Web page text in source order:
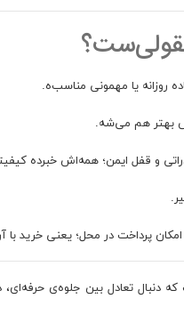
روزانه یا مهمونی مناسب‌ه.
بهتر هم می‌شه.
و قفل ایمن؛ همه‌اش خبرده
امکان پرداخت در محل؛ یعنی خرید با
که دنبال تعادل بین جلوه‌ی